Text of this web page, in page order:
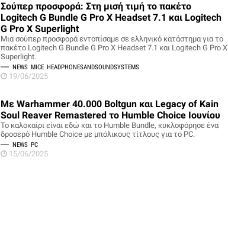
Σούπερ προσφορά: Στη μισή τιμή το πακέτο
Logitech G Bundle G Pro X Headset 7.1 και Logitech
G Pro X Superlight
Μια σούπερ προσφορά εντοπίσαμε σε ελληνικό κατάστημα για το
πακέτο Logitech G Bundle G Pro X Headset 7.1 και Logitech G Pro X
Superlight.
NEWS MICE HEADPHONESANDSOUNDSYSTEMS
19/06/2025
Με Warhammer 40.000 Boltgun και Legacy of Kain
Soul Reaver Remastered το Humble Choice Ιουνίου
Το καλοκαίρι είναι εδώ και το Humble Bundle, κυκλοφόρησε ένα
δροσερό Humble Choice με μπόλικους τίτλους για το PC.
NEWS PC
15/06/2025